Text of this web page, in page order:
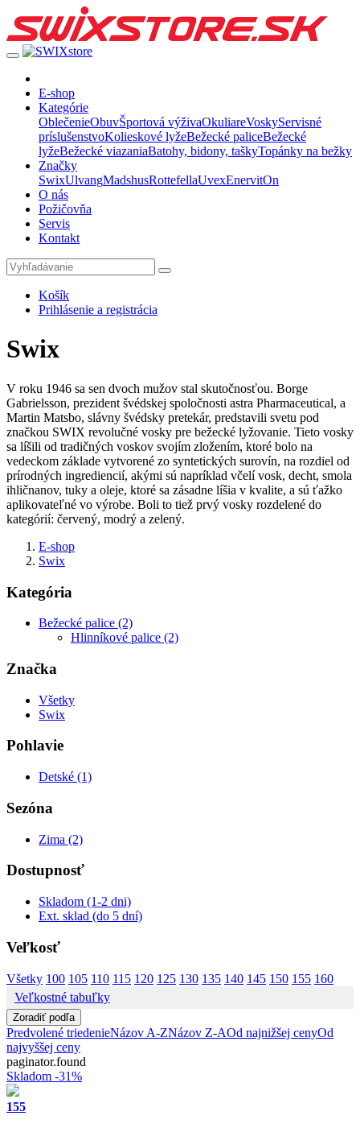
E-shop
Kategórie
OblečenieObuvŠportová výživaOkuliareVoskyServisné
príslušenstvoKolieskové lyžeBežecké paliceBežecké
lyžeBežecké viazaniaBatohy, bidony, taškyTopánky na bežky
Značky
SwixUlvangMadshusRottefellaUvexEnervitOn
O nás
Požičovňa
Servis
Kontakt
Košík
Prihlásenie a registrácia
Swix
V roku 1946 sa sen dvoch mužov stal skutočnosťou. Borge
Gabrielsson, prezident švédskej spoločnosti astra Pharmaceutical, a
Martin Matsbo, slávny švédsky pretekár, predstavili svetu pod
značkou SWIX revolučné vosky pre bežecké lyžovanie. Tieto vosky
sa líšili od tradičných voskov svojím zložením, ktoré bolo na
vedeckom základe vytvorené zo syntetických surovín, na rozdiel od
prírodných ingrediencií, akými sú napríklad včelí vosk, decht, smola
ihličnanov, tuky a oleje, ktoré sa zásadne líšia v kvalite, a sú ťažko
aplikovateľné vo výrobe. Boli to tiež prvý vosky rozdelené do
kategórií: červený, modrý a zelený.
E-shop
Swix
Kategória
Bežecké palice (2)
Hlinníkové palice (2)
Značka
Všetky
Swix
Pohlavie
Detské (1)
Sezóna
Zima (2)
Dostupnosť
Skladom (1-2 dni)
Ext. sklad (do 5 dní)
Veľkosť
Všetky 100 105 110 115 120 125 130 135 140 145 150 155 160
Veľkostné tabuľky
Zoradiť podľa
Predvolené triedenieNázov A-ZNázov Z-AOd najnižšej cenyOd
najvyššej ceny
paginator.found
Skladom -31%
155